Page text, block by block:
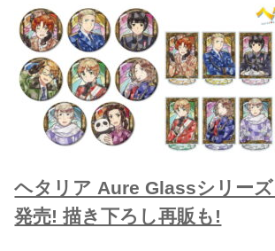
ヘタリア Aure Glassシリー
発売! 描き下ろし再販も!